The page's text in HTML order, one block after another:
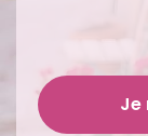
Je